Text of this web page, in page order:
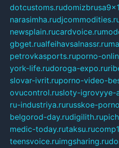
dotcustoms.ru
narasimha.ru
newsplain.rucardvoice.ru
gbget.rualfeihavsalnassr.ru
petrovkasports.ruporno-
york-life.rudoroga-expo.ru
slovar-ivrit.ruporno-video-
ovucontrol.rusloty-igrovyye-
ru-industriya.rurusskoe-
belgorod-day.rudigilith.ru
medic-today.rutaksu.ru
teensvoice.ruimgsharing.ru